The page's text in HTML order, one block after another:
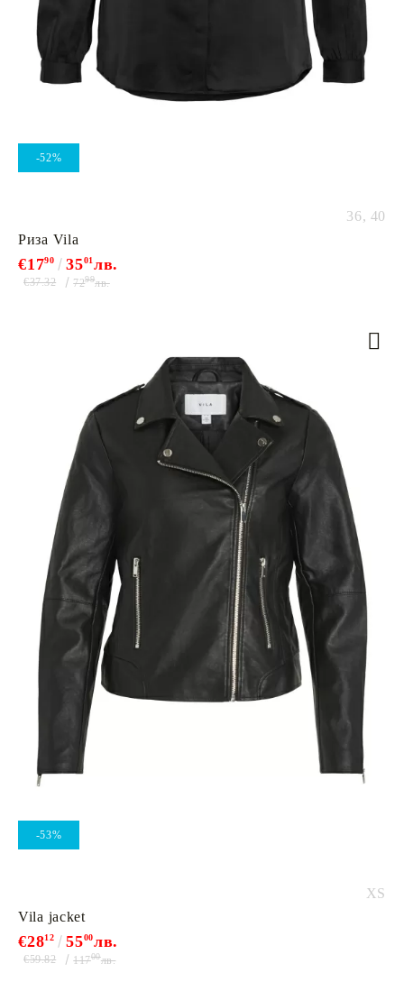
-52%
36, 40
Риза Vila
€1790 3501лв.
€37.32 7299лв.
-53%
XS
Vila jacket
€2812 5500лв.
€59.82 11700лв.